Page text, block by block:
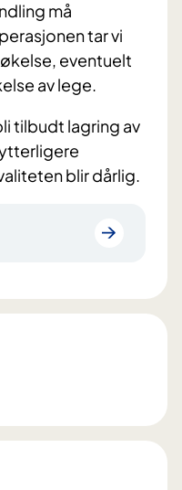
må
tar vi
eventuelt
av lege.
tilbudt lagring av
blir dårlig.